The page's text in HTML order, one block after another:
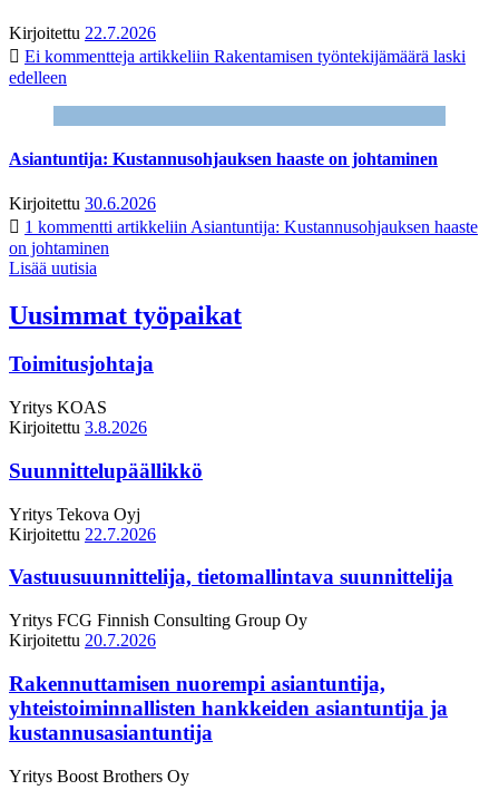
Kirjoitettu 22.7.2026
Ei kommentteja artikkeliin Rakentamisen työntekijämäärä laski
edelleen
Asiantuntija: Kustannusohjauksen haaste on johtaminen
Kirjoitettu 30.6.2026
1 kommentti artikkeliin Asiantuntija: Kustannusohjauksen haaste
on johtaminen
Lisää uutisia
Uusimmat työpaikat
Toimitusjohtaja
Yritys KOAS
Kirjoitettu 3.8.2026
Suunnittelupäällikkö
Yritys Tekova Oyj
Kirjoitettu 22.7.2026
Vastuusuunnittelija, tietomallintava suunnittelija
Yritys FCG Finnish Consulting Group Oy
Kirjoitettu 20.7.2026
Rakennuttamisen nuorempi asiantuntija,
yhteistoiminnallisten hankkeiden asiantuntija ja
kustannusasiantuntija
Yritys Boost Brothers Oy